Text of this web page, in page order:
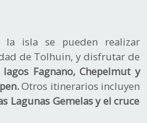
isla se pueden realizar
de Tolhuin, y disfrutar de
lagos Fagnano,Chepelmut y
Otros itinerarios incluyen
Lagunas Gemelas y el cruce